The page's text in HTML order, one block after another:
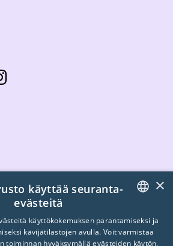
periaatteet
FINNISH
×
käyttää seuranta-
evästeitä
käyttökokemuksen parantamiseksi ja
kävijätilastojen avulla. Voit varmistaa
toiminnan hyväksymällä evästeiden käytön.